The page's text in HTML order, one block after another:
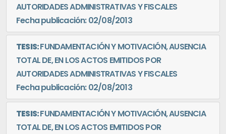
AUTORIDADES ADMINISTRATIVAS Y FISCALES
Fecha publicación: 02/08/2013
TESIS:FUNDAMENTACIÓN Y MOTIVACIÓN, AUSENCIA
TOTAL DE, EN LOS ACTOS EMITIDOS POR
AUTORIDADES ADMINISTRATIVAS Y FISCALES
Fecha publicación: 02/08/2013
TESIS:FUNDAMENTACIÓN Y MOTIVACIÓN, AUSENCIA
TOTAL DE, EN LOS ACTOS EMITIDOS POR